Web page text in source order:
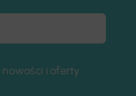
i oferty